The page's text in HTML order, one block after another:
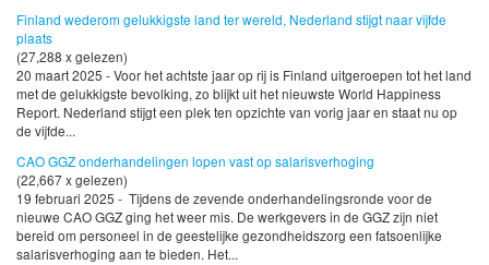
Finland wederom gelukkigste land ter wereld, Nederland stijgt naar vijfde
plaats
(27,288 x gelezen)
20 maart 2025 - Voor het achtste jaar op rij is Finland uitgeroepen tot het land
met de gelukkigste bevolking, zo blijkt uit het nieuwste World Happiness
Report. Nederland stijgt een plek ten opzichte van vorig jaar en staat nu op
de vijfde...
CAO GGZ onderhandelingen lopen vast op salarisverhoging
(22,667 x gelezen)
19 februari 2025 - Tijdens de zevende onderhandelingsronde voor de
nieuwe CAO GGZ ging het weer mis. De werkgevers in de GGZ zijn niet
bereid om personeel in de geestelijke gezondheidszorg een fatsoenlijke
salarisverhoging aan te bieden. Het...